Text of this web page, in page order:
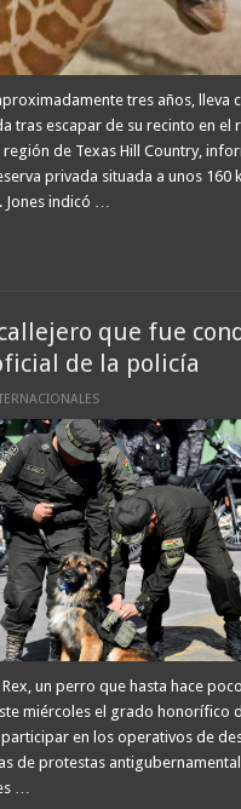
tres años, lleva
tras escapar de su recinto en el
de Texas Hill Country,
privada situada a unos 160
indicó …
que fue
de la policía
un perro que hasta hace
miércoles el grado honorífico
en los operativos de
de protestas
…